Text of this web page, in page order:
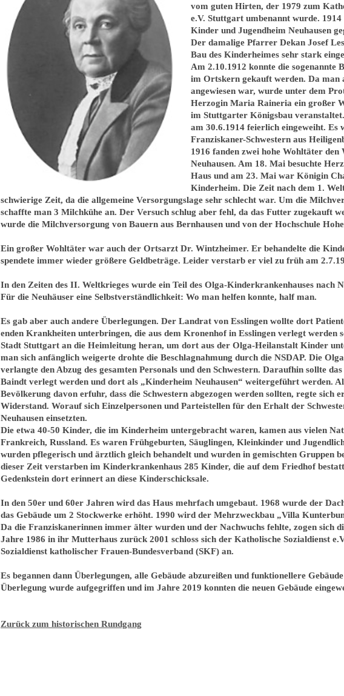
vom guten Hirten, der 1979 zum
e.V. Stuttgart umbenannt wurde.
Kinder und Jugendheim Neuhausen
Der damalige Pfarrer Dekan Josef
Bau des Kinderheimes sehr stark
Am 2.10.1912 konnte die sogenannte
im Ortskern gekauft werden. Da man
angewiesen war, wurde unter dem
Herzogin Maria Raineria ein großer
im Stuttgarter Königsbau
am 30.6.1914 feierlich eingeweiht. Es
Franziskaner-Schwestern aus
1916 fanden zwei hohe Wohltäter den
Neuhausen. Am 18. Mai besuchte
Haus und am 23. Mai war Königin
Kinderheim. Die Zeit nach dem 1.
schwierige Zeit, da die allgemeine Versorgungslage sehr schlecht war. Um die
schaffte man 3 Milchkühe an. Der Versuch schlug aber fehl, da das Futter zugekauft
wurde die Milchversorgung von Bauern aus Bernhausen und von der Hochschule
Ein großer Wohltäter war auch der Ortsarzt Dr. Wintzheimer. Er behandelte die
spendete immer wieder größere Geldbeträge. Leider verstarb er viel zu früh am
In den Zeiten des II. Weltkrieges wurde ein Teil des Olga-Kinderkrankenhauses nach
Für die Neuhäuser eine Selbstverständlichkeit: Wo man helfen konnte, half man.
Es gab aber auch andere Überlegungen. Der Landrat von Esslingen wollte dort
enden Krankheiten unterbringen, die aus dem Kronenhof in Esslingen verlegt werden
Stadt Stuttgart an die Heimleitung heran, um dort aus der Olga-Heilanstalt Kinder
man sich anfänglich weigerte drohte die Beschlagnahmung durch die NSDAP. Die
verlangte den Abzug des gesamten Personals und den Schwestern. Daraufhin sollte
Baindt verlegt werden und dort als „Kinderheim Neuhausen“ weitergeführt werden.
Bevölkerung davon erfuhr, dass die Schwestern abgezogen werden sollten, regte sich
Widerstand. Worauf sich Einzelpersonen und Parteistellen für den Erhalt der
Neuhausen einsetzten.
Die etwa 40-50 Kinder, die im Kinderheim untergebracht waren, kamen aus vielen
Frankreich, Russland. Es waren Frühgeburten, Säuglingen, Kleinkinder und
wurden pflegerisch und ärztlich gleich behandelt und wurden in gemischten Gruppen
dieser Zeit verstarben im Kinderkrankenhaus 285 Kinder, die auf dem Friedhof
Gedenkstein dort erinnert an diese Kinderschicksale.
In den 50er und 60er Jahren wird das Haus mehrfach umgebaut. 1968 wurde der
das Gebäude um 2 Stockwerke erhöht. 1990 wird der Mehrzweckbau „Villa
Da die Franziskanerinnen immer älter wurden und der Nachwuchs fehlte, zogen sich
Jahre 1986 in ihr Mutterhaus zurück 2001 schloss sich der Katholische Sozialdienst
Sozialdienst katholischer Frauen-Bundesverband (SKF) an.
Es begannen dann Überlegungen, alle Gebäude abzureißen und funktionellere
Überlegung wurde aufgegriffen und im Jahre 2019 konnten die neuen Gebäude
Zurück zum historischen Rundgang